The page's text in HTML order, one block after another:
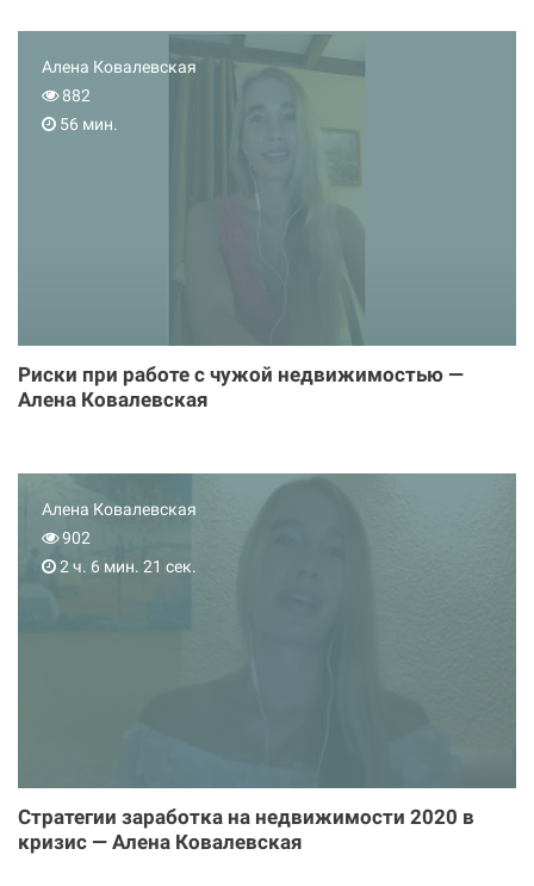
Алена Ковалевская
882
56 мин.
Риски при работе с чужой недвижимостью —
Алена Ковалевская
Алена Ковалевская
902
2 ч. 6 мин. 21 сек.
Стратегии заработка на недвижимости 2020 в
кризис — Алена Ковалевская